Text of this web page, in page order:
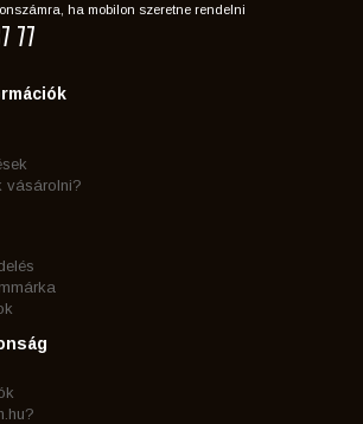
ha mobilon szeretne rendelni
77
vásárolni?